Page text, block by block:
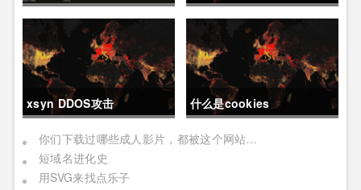
资源扫描
xsyn DDOS攻击 什么是cookies
你们下载过哪些成人影片，都被这个网站记下了
短域名进化史
用SVG来找点乐子